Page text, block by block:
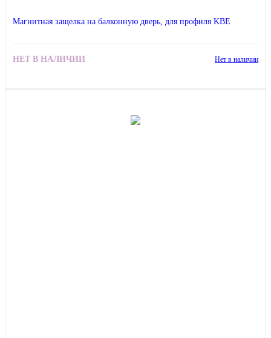
Магнитная защелка на балконную дверь, для профиля KBE
НЕТ В НАЛИЧИИ Нет в наличии